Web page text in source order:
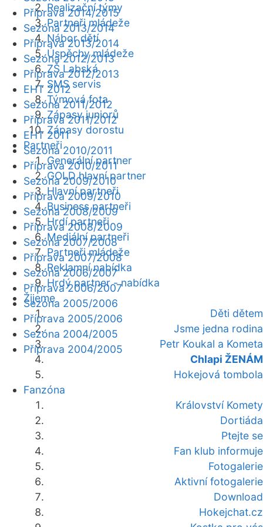
Realizační týmy
Partneři mládeže
Nábor dětí
Úspěchy mládeže
ZŠ Labská
SMS servis
Týmová fota
Zápasy juniorů
Zápasy dorostu
Partneři
Generální partner
GOLD hlavní partner
Hlavní partneři
Business partneři
Hrdí partneři
Mediální partneři
Partneři mládeže
Reklamní nabídka
Hrdý partner - nabídka
Žijeme
Děti dětem
Jsme jedna rodina
Petr Koukal a Kometa
Chlapi ŽENÁM
Hokejová tombola
Fanzóna
Království Komety
Dortiáda
Ptejte se
Fan klub informuje
Fotogalerie
Aktivní fotogalerie
Download
Hokejchat.cz
Příprava 2014/2015
Sezóna 2013/2014
Příprava 2013/2014
Sezóna 2012/2013
Příprava 2012/2013
EHT 2012
Sezóna 2011/2012
Příprava 2011/2012
EHT 2011
Sezóna 2010/2011
Příprava 2010/2011
Sezóna 2009/2010
Příprava 2009/2010
Sezóna 2008/2009
Příprava 2008/2009
Sezóna 2007/2008
Příprava 2007/2008
Sezóna 2006/2007
Příprava 2006/2007
Sezóna 2005/2006
Příprava 2005/2006
Sezóna 2004/2005
Příprava 2004/2005